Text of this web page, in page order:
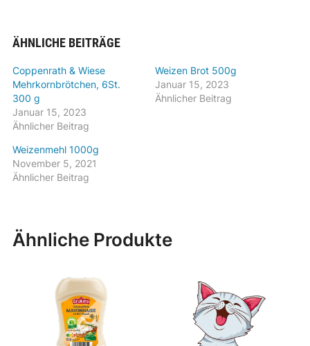
ÄHNLICHE BEITRÄGE
Coppenrath & Wiese
Mehrkornbrötchen, 6St.
300 g
Januar 15, 2023
Ähnlicher Beitrag
Weizen Brot 500g
Januar 15, 2023
Ähnlicher Beitrag
Weizenmehl 1000g
November 5, 2021
Ähnlicher Beitrag
Ähnliche Produkte